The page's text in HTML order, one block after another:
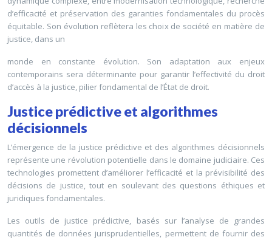
d’efficacité et préservation des garanties fondamentales du procès
équitable. Son évolution reflètera les choix de société en matière de
justice, dans un
monde en constante évolution. Son adaptation aux enjeux
contemporains sera déterminante pour garantir l’effectivité du droit
d’accès à la justice, pilier fondamental de l’État de droit.
Justice prédictive et algorithmes
décisionnels
L’émergence de la justice prédictive et des algorithmes décisionnels
représente une révolution potentielle dans le domaine judiciaire. Ces
technologies promettent d’améliorer l’efficacité et la prévisibilité des
décisions de justice, tout en soulevant des questions éthiques et
juridiques fondamentales.
Les outils de justice prédictive, basés sur l’analyse de grandes
quantités de données jurisprudentielles, permettent de fournir des